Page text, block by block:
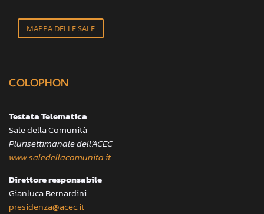
MAPPA DELLE SALE
COLOPHON
Testata Telematica
Sale della Comunità
Plurisettimanale dell’ACEC
www.saledellacomunita.it
Direttore responsabile
Gianluca Bernardini
presidenza@acec.it